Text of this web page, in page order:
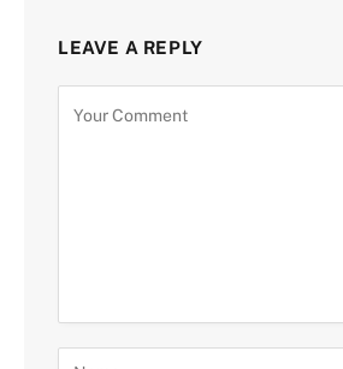
LEAVE A REPLY